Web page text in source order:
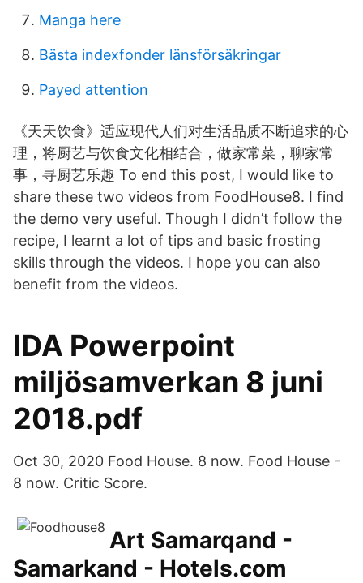
Manga here
Bästa indexfonder länsförsäkringar
Payed attention
《天天饮食》适应现代人们对生活品质不断追求的心
理，将厨艺与饮食文化相结合，做家常菜，聊家常
事，寻厨艺乐趣 To end this post, I would like to
share these two videos from FoodHouse8. I find
the demo very useful. Though I didn’t follow the
recipe, I learnt a lot of tips and basic frosting
skills through the videos. I hope you can also
benefit from the videos.
IDA Powerpoint
miljösamverkan 8 juni
2018.pdf
Oct 30, 2020 Food House. 8 now. Food House -
8 now. Critic Score.
Art Samarqand -
Samarkand - Hotels.com